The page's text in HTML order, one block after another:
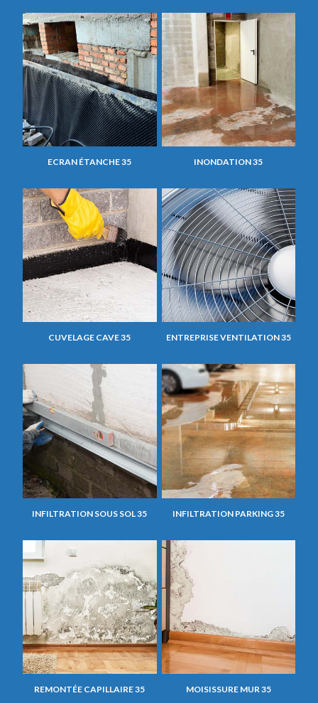
ECRAN ÉTANCHE 35 INONDATION 35
CUVELAGE CAVE 35 ENTREPRISE VENTILATION 35
INFILTRATION SOUS SOL 35 INFILTRATION PARKING 35
REMONTÉE CAPILLAIRE 35 MOISISSURE MUR 35